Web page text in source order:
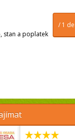
/ 1
stan a poplatek